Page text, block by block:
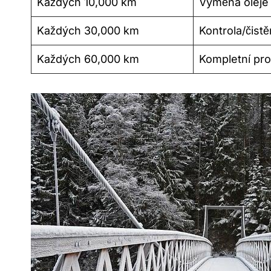
Každých 30,000 km Kontrola/
Každých 60,000 km Kompletní